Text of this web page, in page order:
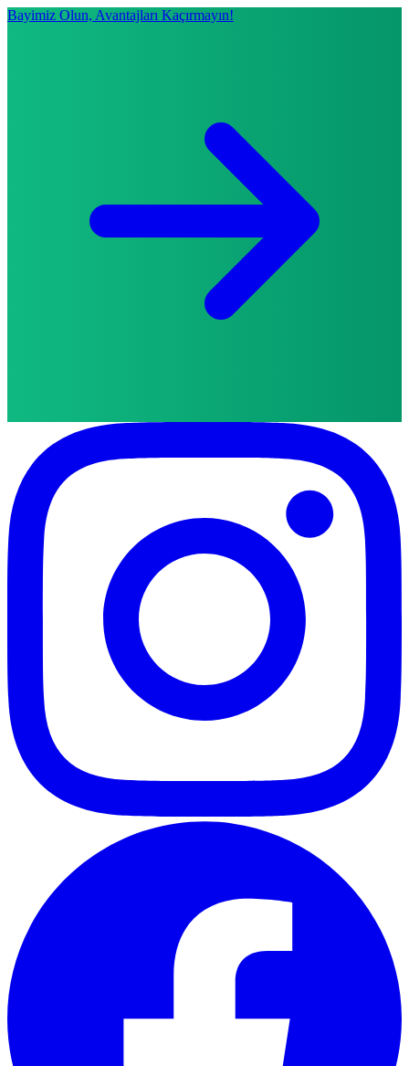
Bayimiz Olun, Avantajları Kaçırmayın!